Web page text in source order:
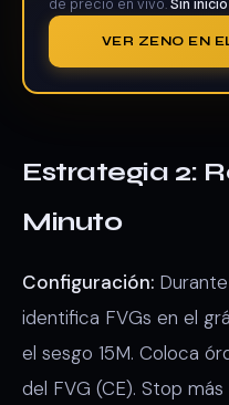
de precio en vivo.Sin
VER ZENO EN
Estrategia 2:
Minuto
Configuración:
identifica FVGs en el
el sesgo 15M. Coloca
del FVG (CE). Stop más